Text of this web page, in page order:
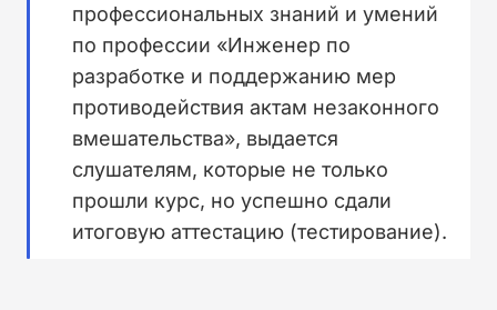
профессиональных знаний и умений
по профессии «Инженер по
разработке и поддержанию мер
противодействия актам незаконного
вмешательства», выдается
слушателям, которые не только
прошли курс, но успешно сдали
итоговую аттестацию (тестирование).